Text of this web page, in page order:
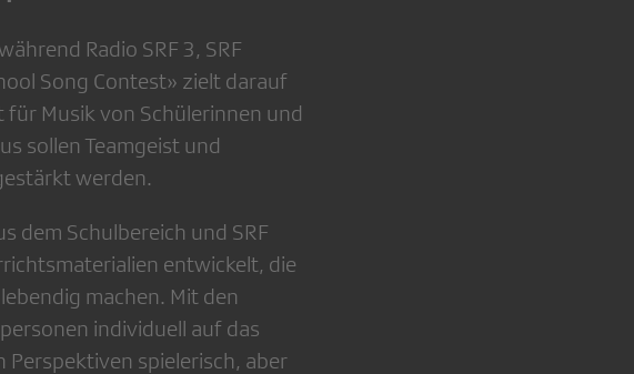
Radio SRF 3, SRF
Song Contest» zielt darauf
Musik von Schülerinnen und
sollen Teamgeist und
werden.
dem Schulbereich und SRF
entwickelt, die
machen. Mit den
individuell auf das
Perspektiven spielerisch, aber